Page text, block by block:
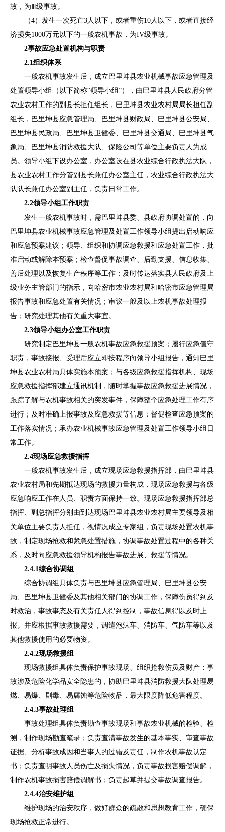
故，为Ⅲ级事故。
（4）发生一次死亡3人以下，或者重伤10人以下，或者直接经
济损失1000万元以下的一般农机事故，为IV级事故。
2事故应急处置机构与职责
2.1组织体系
一般农机事故发生后， 成立 巴里坤县农业机械事故应急管理及
处置领导小组（ 以下简称“领导小组 ”）， 由 巴里坤县人民政府分管
农业农村工作的副 县长担任组长 ， 巴里坤县农业农村局局长担任副
组长 ， 巴里坤县应急管理局、 巴里坤县财政局、 巴里坤县公安局、
巴里坤县民政局、 巴里坤县卫健委、 巴里坤县交通局、 巴里坤县气
象局、
巴里坤县消防救援大队、保险公司 等单位主要负责人为成
员。 领导小组 下设办公室，办公室设在县农业综合行政执法大队 ，
县农业农村工作分管副县长兼任办公室主任， 农业综合行政执法大
队队长兼任办公室副主任，负责日常工作。
2.2领导小组工作职责
发生一般农机事故时，需巴里坤县委、县政府协调处置的，向
巴里坤县农业机械事故应急管理及处置工作领导小组提出启动响应
和应急预案建议； 领导、组织和协调应急救援和应急处置工作，批
准启动或解除本预案；检查督促事故调查、后勤支援、信息收集、
善后处理以及恢复生产秩序等工作；及时传达落实县人民政府及上
级业务主管部门的指示，向哈密市农业农村局和哈密市应急管理局
报告事故和应急处置有关情况；审议一般及以上农机事故处理报
告；研究处理其他有关重大事宜。
2.3领导小组办公室工作职责
研究制定 巴里坤县一般农机事故应急救援预案；履行应急值守
职责，事故接报、受理后应立即按程序向领导小组 报告，通知 巴里
坤县农业农村局具体实施本预案 ； 与各级应急救援指挥机构、现场
应急救援指挥部建立通讯机制，随时掌握事故应急救援进展情况，
跟踪了解与农机事故相关的突发事件，保障整个应急处理工作有序
进行；及时准确上报事故及应急救援等信息；督促检查应急预案的
工作落实情况；承办农业机械事故应急管理及处置工作领导小组 日
常工作。
2.4现场应急救援指挥
一般农机事故发生后， 成立现场应急救援指挥部，由 巴里坤县
农业农村局和先期抵达现场的救援力量构成，现场应急救援与各级
应急响应工作在人员、职责方面保持一致。现场应急救援指挥部总
指挥、副总指挥分别由到达现场 巴里坤县农业农村局主要领导及相
关单位主要负责人担任，视情况成立专家组，负责现场处置农机事
故，制定现场抢救和紧急处置措施，协调事故处置过程中的各种关
系，及时向应急救援领导机构报告事故进展、救援等情况。
2.4.1综合协调组
综合协调组具体负责与巴里坤县应急管理局、 巴里坤县公安
局、 巴里坤县卫健委及其他相关部门的协调工作，保障伤员得到及
时救治，事故事态及有关责任人得到控制，事故信息得以及时上
报。并应根据事故救援需要，调遣泡沫车、消防车、气防车等以及
其他救援使用的必要物资。
2.4.2现场救援组
现场救援组具体负责保护事故现场、组织抢救伤员及财产；事
故涉及危险化学品安全隐患的，协助 巴里坤县消防救援大队处理易
燃、易爆、剧毒、易腐蚀等危险物品，最大限度降低危害程度。
2.4.3事故处理组
事故处理组具体负责勘查事故现场和事故农业机械的检验、检
测，制作现场勘查笔录；负责查清事故发生的基本事实、审查事故
证据、分析事故成因和当事人的过错及责任，制作农机事故认定
书；负责查明事故人员伤亡及损失情况，负责事故损害赔偿调解，
制作农机事故损害赔偿调解书；负责起草并提交事故调查报告。
2.4.4治安维护组
维护现场的治安秩序，做好群众的疏散和思想教育工作，确保
现场抢救正常进行。